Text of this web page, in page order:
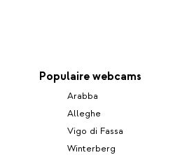
Populaire webcams
Arabba
Alleghe
Vigo di Fassa
Winterberg